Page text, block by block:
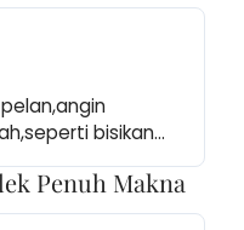
bisikan…
Penuh Makna